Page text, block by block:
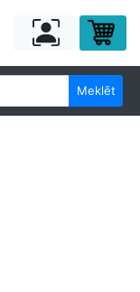
Meklēt